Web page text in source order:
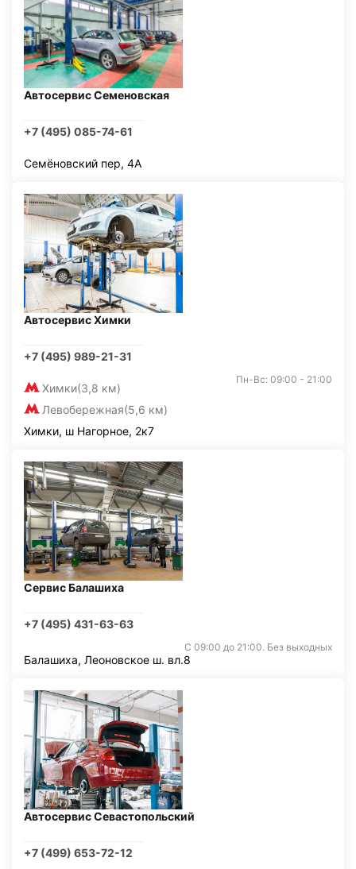
Автосервис Семеновская
+7 (495) 085-74-61
Семёновский пер, 4А
Автосервис Химки
+7 (495) 989-21-31
Химки(3,8 км)
Левобережная(5,6 км)
Пн-Вс: 09:00 - 21:00
Химки, ш Нагорное, 2к7
Сервис Балашиха
+7 (495) 431-63-63
С 09:00 до 21:00. Без выходных
Балашиха, Леоновское ш. вл.8
Автосервис Севастопольский
+7 (499) 653-72-12